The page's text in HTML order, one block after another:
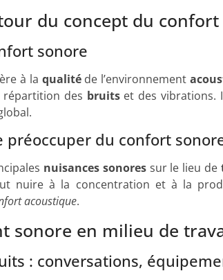
du concept du confort
sonore
à la qualitéde l’environnement
répartition des bruitset des vibrations.
préoccuper du confort
nuisances sonoressur le lieu de
nuire à la concentration et à la
acoustique.
sonore en milieu de
: conversations,